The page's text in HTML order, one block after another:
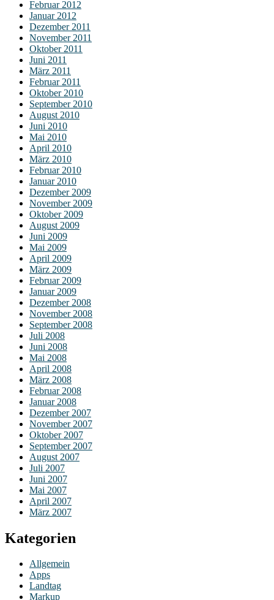
Februar 2012
Januar 2012
Dezember 2011
November 2011
Oktober 2011
Juni 2011
März 2011
Februar 2011
Oktober 2010
September 2010
August 2010
Juni 2010
Mai 2010
April 2010
März 2010
Februar 2010
Januar 2010
Dezember 2009
November 2009
Oktober 2009
August 2009
Juni 2009
Mai 2009
April 2009
März 2009
Februar 2009
Januar 2009
Dezember 2008
November 2008
September 2008
Juli 2008
Juni 2008
Mai 2008
April 2008
März 2008
Februar 2008
Januar 2008
Dezember 2007
November 2007
Oktober 2007
September 2007
August 2007
Juli 2007
Juni 2007
Mai 2007
April 2007
März 2007
Kategorien
Allgemein
Apps
Landtag
Markup